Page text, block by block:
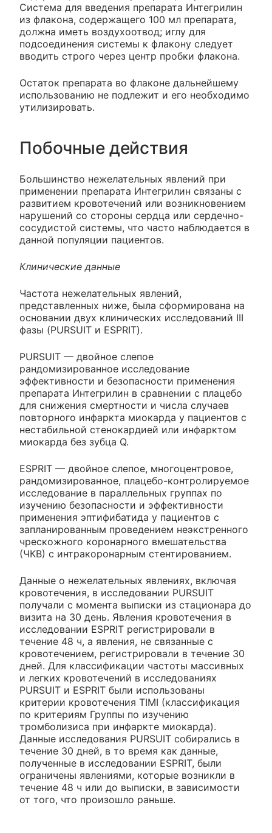
Система для введения препарата Интегрилин
из флакона, содержащего 100 мл препарата,
должна иметь воздухоотвод; иглу для
подсоединения системы к флакону следует
вводить строго через центр пробки флакона.
Остаток препарата во флаконе дальнейшему
использованию не подлежит и его необходимо
утилизировать.
Побочные действия
Большинство нежелательных явлений при
применении препарата Интегрилин связаны с
развитием кровотечений или возникновением
нарушений со стороны сердца или сердечно-
сосудистой системы, что часто наблюдается в
данной популяции пациентов.
Клинические данные
Частота нежелательных явлений,
представленных ниже, была сформирована на
основании двух клинических исследований III
фазы (PURSUIT и ESPRIT).
PURSUIT — двойное слепое
рандомизированное исследование
эффективности и безопасности применения
препарата Интегрилин в сравнении с плацебо
для снижения смертности и числа случаев
повторного инфаркта миокарда у пациентов с
нестабильной стенокардией или инфарктом
миокарда без зубца Q.
ESPRIT — двойное слепое, многоцентровое,
рандомизированное, плацебо-контролируемое
исследование в параллельных группах по
изучению безопасности и эффективности
применения эптифибатида у пациентов с
запланированным проведением неэкстренного
чрескожного коронарного вмешательства
(ЧКВ) с интракоронарным стентированием.
Данные о нежелательных явлениях, включая
кровотечения, в исследовании PURSUIT
получали с момента выписки из стационара до
визита на 30 день. Явления кровотечения в
исследовании ESPRIT регистрировали в
течение 48 ч, а явления, не связанные с
кровотечением, регистрировали в течение 30
дней. Для классификации частоты массивных
и легких кровотечений в исследованиях
PURSUIT и ESPRIT были использованы
критерии кровотечения TIMI (классификация
по критериям Группы по изучению
тромболизиса при инфаркте миокарда).
Данные исследования PURSUIT собирались в
течение 30 дней, в то время как данные,
полученные в исследовании ESPRIT, были
ограничены явлениями, которые возникли в
течение 48 ч или до выписки, в зависимости
от того, что произошло раньше.